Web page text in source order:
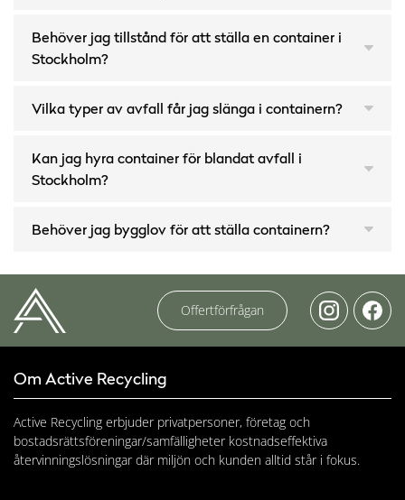
Behöver jag tillstånd för att ställa en container i
Stockholm?
Vilka typer av avfall får jag slänga i containern?
Kan jag hyra container för blandat avfall i
Stockholm?
Behöver jag bygglov för att ställa containern?
Offertförfrågan
Om Active Recycling
Active Recycling erbjuder privatpersoner, företag och
bostadsrättsföreningar/samfälligheter kostnadseffektiva
återvinningslösningar där miljön och kunden alltid står i fokus.